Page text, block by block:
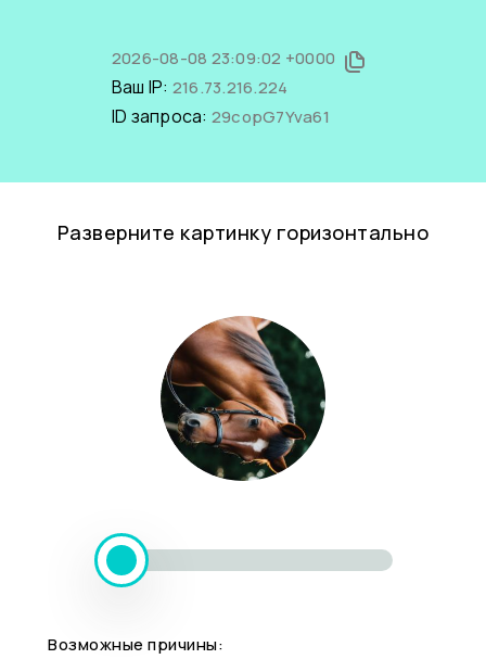
2026-08-08 23:09:02 +0000
Ваш IP: 216.73.216.224
ID запроса: 29copG7Yva61
Разверните картинку горизонтально
Возможные причины: